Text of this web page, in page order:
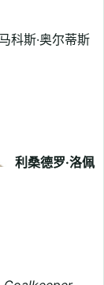
利桑德罗·洛佩